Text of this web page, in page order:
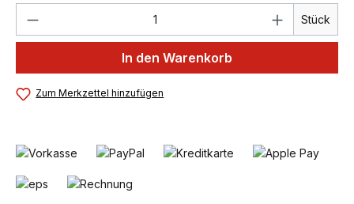
Produkt Anzahl: Gib den Stück
In den Warenkorb
Zum Merkzettel hinzufügen